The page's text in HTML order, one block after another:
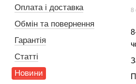
8
Оплата і доставка
Обмін та повернення
Гарантія
Статті
Новини